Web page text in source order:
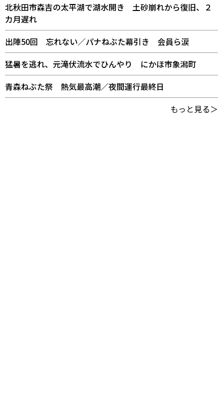
北秋田市森吉の太平湖で湖水開き 土砂崩れから復旧、２
カ月遅れ
出陣50回 忘れない／パナねぶた幕引き 会員ら涙
猛暑を逃れ、元滝伏流水でひんやり にかほ市象潟町
青森ねぶた祭 熱気最高潮／夜間運行最終日
もっと見る＞